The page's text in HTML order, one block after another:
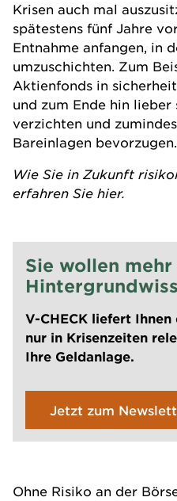
Krisen auch mal
spätestens fünf Jahre
Entnahme anfangen, in
umzuschichten. Zum
Aktienfonds in
und zum Ende hin lieber
verzichten und
Bareinlagen bevorzugen.
Wie Sie in Zukunft
erfahren Sie hier.
Sie wollen mehr
V-CHECK liefert
nur in Krisenzeiten
Ihre Geldanlage.
Jetzt zum
Ohne Risiko an der